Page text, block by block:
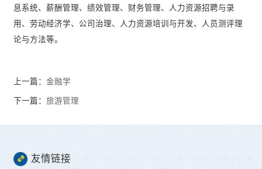
息系统、薪酬管理、绩效管理、财务管理、人力资源招聘与录
用、劳动经济学、公司治理、人力资源培训与开发、人员测评理
论与方法等。
上一篇： 金融学
下一篇： 旅游管理
友情链接